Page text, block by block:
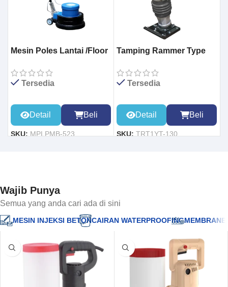
Mesin Poles Lantai /Floor
Tersedia
Detail Beli
SKU:MPLPMB-523
Tamping Rammer Type
Tersedia
Detail Beli
SKU:TRT1YT-130
Wajib Punya
Semua yang anda cari ada di sini
MESIN INJEKSI BETONCAIRAN WATERPROOFINGMEMBRANE